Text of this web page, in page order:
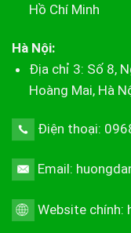
Hồ Chí Minh
Hà Nội:
Địa chỉ 3: Số 8,
Hoàng Mai, Hà
Điện thoại:
Email:
Website chính: